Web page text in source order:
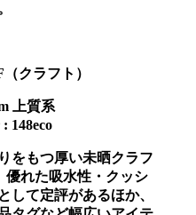
クラフト）
上質系
148eco
をもつ厚い未晒クラフ
優れた吸水性・クッシ
して定評があるほか、